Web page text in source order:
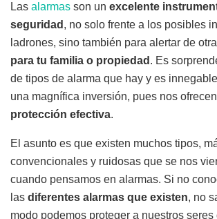
Las alarmas son un excelente
seguridad , no solo frente a los posibles
ladrones, sino también para alertar de
para tu familia o propiedad . Es
de tipos de alarma que hay y es
una magnífica inversión, pues nos ofrecen
protección efectiva.
El asunto es que existen muchos tipos,
convencionales y ruidosas que se nos
cuando pensamos en alarmas. Si no
las diferentes alarmas que existen, no
modo podemos proteger a nuestros seres